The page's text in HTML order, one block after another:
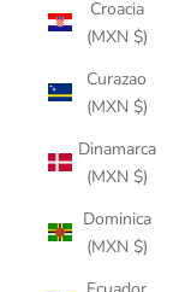
Croacia
(MXN $)
Curazao
(MXN $)
Dinamarca
(MXN $)
Dominica
(MXN $)